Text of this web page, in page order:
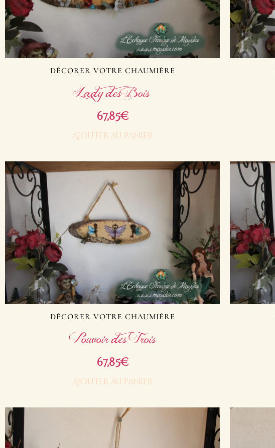
DÉCORER VOTRE CHAUMIÈRE
Lady des Bois
67,85€
Ajouter au panier
DÉCORER VOTRE CHAUMIÈRE
Pouvoir des Trois
67,85€
Ajouter au panier